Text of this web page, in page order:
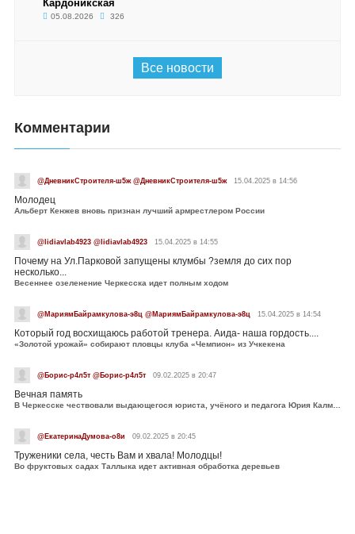
Кардоникская
05.08.2026 326
Все новости
Комментарии
@ДневникСтроителя-ш5ж @ДневникСтроителя-ш5ж 15.04.2025 в 14:56
Молодец
Альберт Кенжев вновь признан лучший армрестлером России
@lidiavlab4923 @lidiavlab4923 15.04.2025 в 14:55
Почему на Ул.Парковой запущены клумбы ?земля до сих пор
несколько...
Весеннее озеленение Черкесска идет полным ходом
@МариямБайрамкулова-э8ц @МариямБайрамкулова-э8ц 15.04.2025 в 14:54
Который год восхищаюсь работой тренера. Аида- наша гордость....
«Золотой урожай» собирают пловцы клуба «Чемпион» из Учкекена
@Борис-р4л5т @Борис-р4л5т 09.02.2025 в 20:47
Вечная память
В Черкесске чествовали выдающегося юриста, учёного и педагога Юрия Калмыкова
@ЕкатеринаДумова-о8и 09.02.2025 в 20:45
Труженики села, честь Вам и хвала! Молодцы!
Во фруктовых садах Таллыка идет активная обработка деревьев